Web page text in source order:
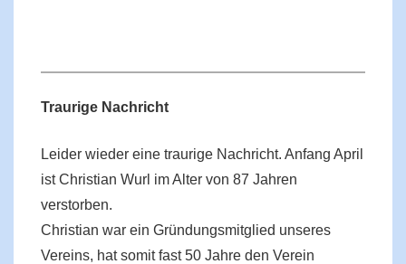
Traurige Nachricht
Leider wieder eine traurige Nachricht. Anfang April
ist Christian Wurl im Alter von 87 Jahren
verstorben.
Christian war ein Gründungsmitglied unseres
Vereins, hat somit fast 50 Jahre den Verein